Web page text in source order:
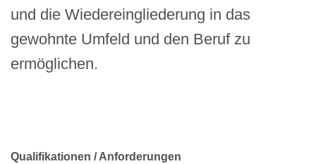
und die Wiedereingliederung in das
gewohnte Umfeld und den Beruf zu
ermöglichen.
Qualifikationen / Anforderungen